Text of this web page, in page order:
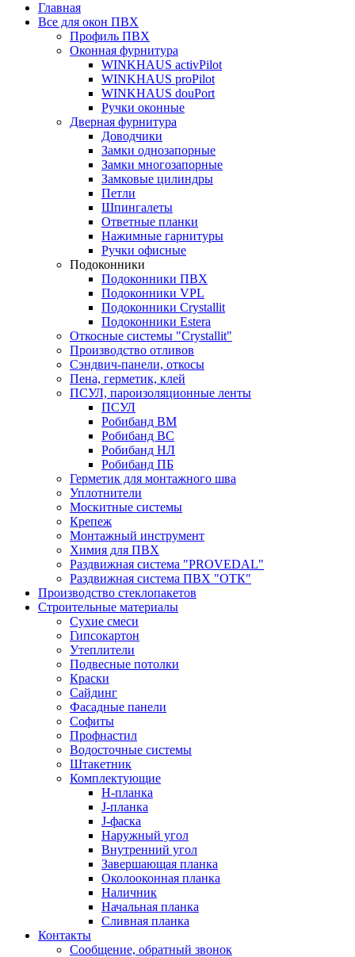
Главная
Все для окон ПВХ
Профиль ПВХ
Оконная фурнитура
WINKHAUS activPilot
WINKHAUS proPilot
WINKHAUS douPort
Ручки оконные
Дверная фурнитура
Доводчики
Замки однозапорные
Замки многозапорные
Замковые цилиндры
Петли
Шпингалеты
Ответные планки
Нажимные гарнитуры
Ручки офисные
Подоконники
Подоконники ПВХ
Подоконники VPL
Подоконники Crystallit
Подоконники Estera
Откосные системы "Crystallit"
Производство отливов
Сэндвич-панели, откосы
Пена, герметик, клей
ПСУЛ, пароизоляционные ленты
ПСУЛ
Робибанд ВМ
Робибанд ВС
Робибанд НЛ
Робибанд ПБ
Герметик для монтажного шва
Уплотнители
Москитные системы
Крепеж
Монтажный инструмент
Химия для ПВХ
Раздвижная система "PROVEDAL"
Раздвижная система ПВХ "ОТК"
Производство стеклопакетов
Строительные материалы
Сухие смеси
Гипсокартон
Утеплители
Подвесные потолки
Краски
Сайдинг
Фасадные панели
Софиты
Профнастил
Водосточные системы
Штакетник
Комплектующие
H-планка
J-планка
J-фаска
Наружный угол
Внутренний угол
Завершающая планка
Околооконная планка
Наличник
Начальная планка
Сливная планка
Контакты
Сообщение, обратный звонок